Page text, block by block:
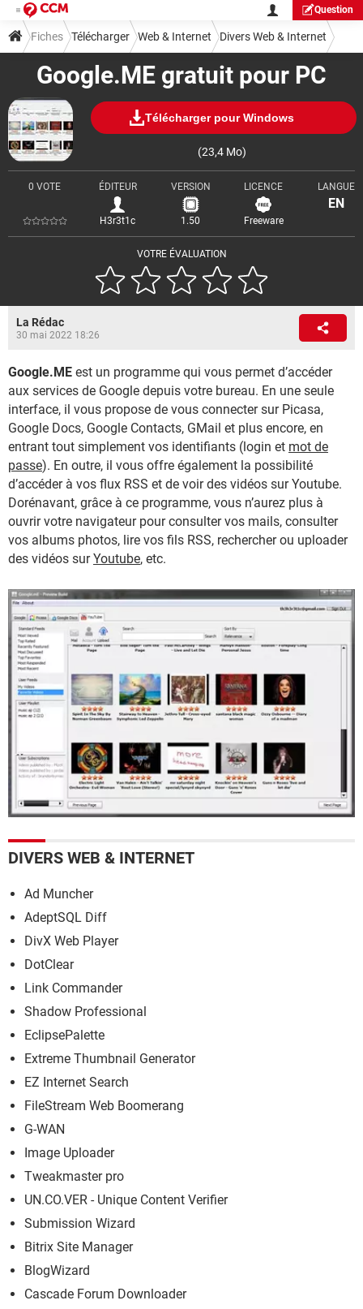
Question
Google.ME gratuit pour PC
Télécharger pour Windows
(23,4 Mo)
VOTRE ÉVALUATION
0 VOTE ÉDITEUR
H3r3t1c
VERSION
1.50
LICENCE
Freeware
LANGUE
EN
Fiches Télécharger Web & Internet Divers Web & Internet
La Rédac
30 mai 2022 18:26
Google.ME est un programme qui vous permet d’accéder
aux services de Google depuis votre bureau. En une seule
interface, il vous propose de vous connecter sur Picasa,
Google Docs, Google Contacts, GMail et plus encore, en
entrant tout simplement vos identifiants (login et mot de
passe). En outre, il vous offre également la possibilité
d’accéder à vos flux RSS et de voir des vidéos sur Youtube.
Dorénavant, grâce à ce programme, vous n’aurez plus à
ouvrir votre navigateur pour consulter vos mails, consulter
vos albums photos, lire vos fils RSS, rechercher ou uploader
des vidéos surYoutube, etc.
DIVERS WEB & INTERNET
Ad Muncher
AdeptSQL Diff
DivX Web Player
DotClear
Link Commander
Shadow Professional
EclipsePalette
Extreme Thumbnail Generator
EZ Internet Search
FileStream Web Boomerang
G-WAN
Image Uploader
Tweakmaster pro
UN.CO.VER - Unique Content Verifier
Submission Wizard
Bitrix Site Manager
BlogWizard
Cascade Forum Downloader